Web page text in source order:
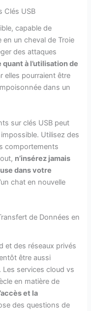
Clés USB
capable de
un cheval de Troie
des attaques
à l’utilisation de
elles pourraient être
dans un
sur clés USB peut
impossible. Utilisez des
comportements
n’insérez jamais
dans votre
chat en nouvelle
de Données en
et des réseaux privés
être aussi
Les services cloud vs
en matière de
et la
des questions de